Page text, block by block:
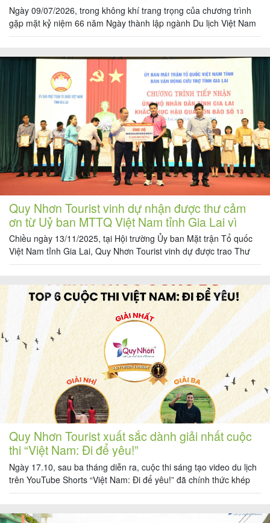
Combo
Quy
Nhơn
Lịch
khởi
hành
Tin
du
lịch
Về
Quy
Nhơn
Cảm
2026
Ngày 09/07/2026, trong không khí trang trọng của chương trình
gặp mặt kỷ niệm 66 năm Ngày thành lập ngành Du lịch Việt Nam
09/07/1960 – 09/07/2026, Công ty Cổ phần Quy Nhơn Tourist
tỉnh Gia Lai. Đây là sự […]
Quy Nhơn Tourist vinh dự nhận được thư cảm
ơn từ Uỷ ban MTTQ Việt Nam tỉnh Gia Lai vì
đóng góp hỗ trợ đồng bào sau Bão số 13
Chiều ngày 13/11/2025, tại Hội trường Ủy ban Mặt trận Tổ quốc
Việt Nam tỉnh Gia Lai, Quy Nhơn Tourist vinh dự được trao Thư
Cảm Ơn từ Ủy ban MTTQVN tỉnh Gia Lai và Ban Vận động Cứu
của công […]
Quy Nhơn Tourist xuất sắc dành giải nhất cuộc
thi “Việt Nam: Đi để yêu!”
Ngày 17.10, sau ba tháng diễn ra, cuộc thi sáng tạo video du lịch
trên YouTube Shorts “Việt Nam: Đi để yêu!” đã chính thức khép
lại. Đội ngũ Quy Nhơn Tourist đã xuất sắc đạt giải nhất cuộc thi và